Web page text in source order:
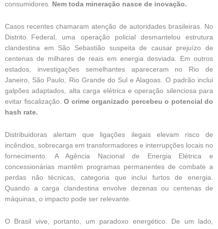
consumidores. Nem toda mineração nasce de inovação.
Casos recentes chamaram atenção de autoridades brasileiras. No
Distrito Federal, uma operação policial desmantelou estrutura
clandestina em São Sebastião suspeita de causar prejuízo de
centenas de milhares de reais em energia desviada. Em outros
estados, investigações semelhantes apareceram no Rio de
Janeiro, São Paulo, Rio Grande do Sul e Alagoas. O padrão inclui
galpões adaptados, alta carga elétrica e operação silenciosa para
evitar fiscalização. O crime organizado percebeu o potencial do
hash rate.
Distribuidoras alertam que ligações ilegais elevam risco de
incêndios, sobrecarga em transformadores e interrupções locais no
fornecimento. A Agência Nacional de Energia Elétrica e
concessionárias mantêm programas permanentes de combate a
perdas não técnicas, categoria que inclui furtos de energia.
Quando a carga clandestina envolve dezenas ou centenas de
máquinas, o impacto pode ser relevante.
O Brasil vive, portanto, um paradoxo energético. De um lado,